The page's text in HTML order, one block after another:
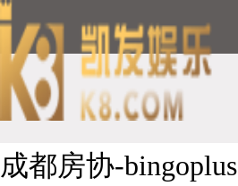
成都房协-bingoplus